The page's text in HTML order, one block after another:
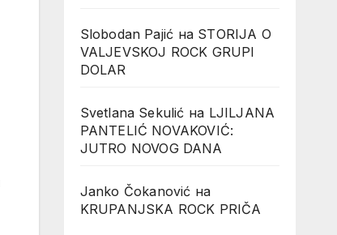
Slobodan Pajić на STORIJA O
VALJEVSKOJ ROCK GRUPI
DOLAR
Svetlana Sekulić на LJILJANA
PANTELIĆ NOVAKOVIĆ:
JUTRO NOVOG DANA
Janko Čokanović на
KRUPANJSKA ROCK PRIČA